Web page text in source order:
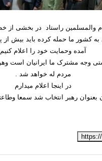
والمسلمین راستاد در بخشی از
کشور ما حمله کرده باید بیش از
آمده وحمایت خود را اعلام کنیم
وجه مشترک ما ایرانیان است
مردم له خواهد شد .
در اینجا اعلام میدارم
رهبر انتخاب شد سمعا